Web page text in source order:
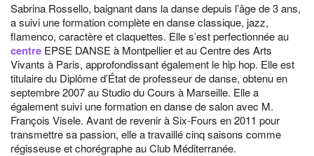
Sabrina Rossello, baignant dans la danse depuis l’âge de 3 ans,
a suivi une formation complète en danse classique, jazz,
flamenco, caractère et claquettes. Elle s’est perfectionnée au
centre EPSE DANSE à Montpellier et au Centre des Arts
Vivants à Paris, approfondissant également le hip hop. Elle est
titulaire du Diplôme d’État de professeur de danse, obtenu en
septembre 2007 au Studio du Cours à Marseille. Elle a
également suivi une formation en danse de salon avec M.
François Visele. Avant de revenir à Six-Fours en 2011 pour
transmettre sa passion, elle a travaillé cinq saisons comme
régisseuse et chorégraphe au Club Méditerranée.